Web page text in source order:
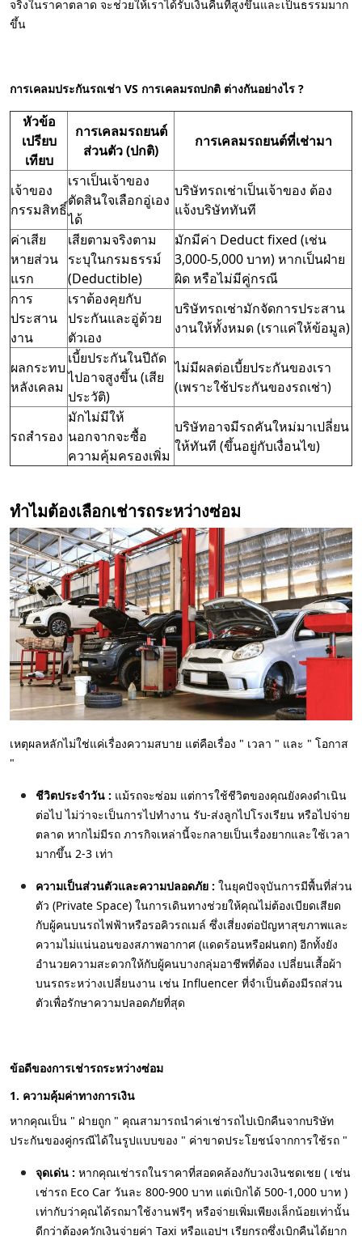
จริงในราคาตลาด จะช่วยให้เราได้รับเงินคืนที่สูงขึ้นและเป็นธรรมมาก
ขึ้น
การเคลมประกันรถเช่า VS การเคลมรถปกติ ต่างกันอย่างไร ?
หัวข้อ
เปรียบ
เทียบ
การเคลมรถยนต์
ส่วนตัว (ปกติ)
การเคลมรถยนต์ที่เช่ามา
เจ้าของ
กรรมสิทธิ์
เราเป็นเจ้าของ
ตัดสินใจเลือกอู่เอง
ได้
บริษัทรถเช่าเป็นเจ้าของ ต้อง
แจ้งบริษัททันที
ค่าเสีย
หายส่วน
แรก
เสียตามจริงตาม
ระบุในกรมธรรม์
(Deductible)
มักมีค่า Deduct fixed (เช่น
3,000-5,000 บาท) หากเป็นฝ่าย
ผิด หรือไม่มีคู่กรณี
การ
ประสาน
งาน
เราต้องคุยกับ
ประกันและอู่ด้วย
ตัวเอง
บริษัทรถเช่ามักจัดการประสาน
งานให้ทั้งหมด (เราแค่ให้ข้อมูล)
ผลกระทบ
หลังเคลม
เบี้ยประกันในปีถัด
ไปอาจสูงขึ้น (เสีย
ประวัติ)
ไม่มีผลต่อเบี้ยประกันของเรา
(เพราะใช้ประกันของรถเช่า)
รถสำรอง
มักไม่มีให้
นอกจากจะซื้อ
ความคุ้มครองเพิ่ม
บริษัทอาจมีรถคันใหม่มาเปลี่ยน
ให้ทันที (ขึ้นอยู่กับเงื่อนไข)
ทำไมต้องเลือกเช่ารถระหว่างซ่อม
เหตุผลหลักไม่ใช่แค่เรื่องความสบาย แต่คือเรื่อง " เวลา " และ " โอกาส
"
ชีวิตประจำวัน : แม้รถจะซ่อม แต่การใช้ชีวิตของคุณยังคงดำเนิน
ต่อไป ไม่ว่าจะเป็นการไปทำงาน รับ-ส่งลูกไปโรงเรียน หรือไปจ่าย
ตลาด หากไม่มีรถ ภารกิจเหล่านี้จะกลายเป็นเรื่องยากและใช้เวลา
มากขึ้น 2-3 เท่า
ความเป็นส่วนตัวและความปลอดภัย : ในยุคปัจจุบันการมีพื้นที่ส่วน
ตัว (Private Space) ในการเดินทางช่วยให้คุณไม่ต้องเบียดเสียด
กับผู้คนบนรถไฟฟ้าหรือรอคิวรถเมล์ ซึ่งเสี่ยงต่อปัญหาสุขภาพและ
ความไม่แน่นอนของสภาพอากาศ (แดดร้อนหรือฝนตก) อีกทั้งยัง
อำนวยความสะดวกให้กับผู้คนบางกลุ่มอาชีพที่ต้อง เปลี่ยนเสื้อผ้า
บนรถระหว่างเปลี่ยนงาน เช่น Influencer ที่จำเป็นต้องมีรถส่วน
ตัวเพื่อรักษาความปลอดภัยที่สุด
ข้อดีของการเช่ารถระหว่างซ่อม
1. ความคุ้มค่าทางการเงิน
หากคุณเป็น " ฝ่ายถูก " คุณสามารถนำค่าเช่ารถไปเบิกคืนจากบริษัท
ประกันของคู่กรณีได้ในรูปแบบของ " ค่าขาดประโยชน์จากการใช้รถ "
จุดเด่น : หากคุณเช่ารถในราคาที่สอดคล้องกับวงเงินชดเชย ( เช่น
เช่ารถ Eco Car วันละ 800-900 บาท แต่เบิกได้ 500-1,000 บาท )
เท่ากับว่าคุณได้รถมาใช้งานฟรีๆ หรือจ่ายเพิ่มเพียงเล็กน้อยเท่านั้น
ดีกว่าต้องควักเงินจ่ายค่า Taxi หรือแอปฯ เรียกรถซึ่งเบิกคืนได้ยาก